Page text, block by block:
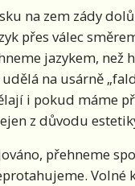
na zem zády
přes válec
jazykem, než
na usárně
i pokud máme
z důvodu
přehneme
Volné